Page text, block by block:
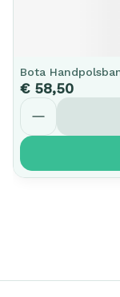
Bota
€ 58,50
Aantal